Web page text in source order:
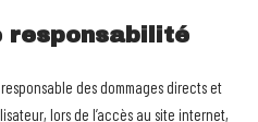
responsabilité
des dommages directs et
lors de l’accès au site internet,